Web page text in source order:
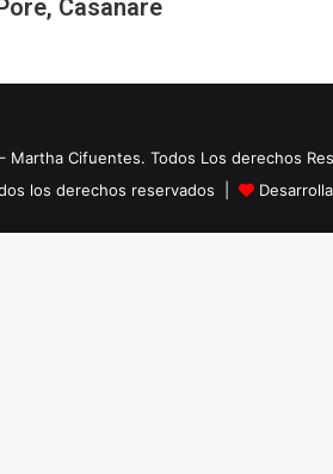
Casanare
Cifuentes. Todos Los derechos
los derechos reservados |